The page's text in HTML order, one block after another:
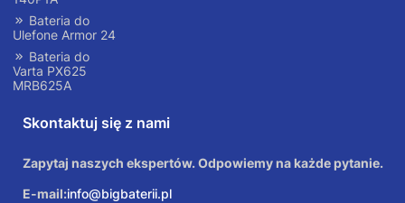
Bateria do
Ulefone Armor 24
Bateria do
Varta PX625
MRB625A
Skontaktuj się z nami
Zapytaj naszych ekspertów. Odpowiemy na każde pytanie.
E-mail:info@bigbaterii.pl